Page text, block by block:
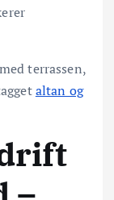
terrassen,
altan og